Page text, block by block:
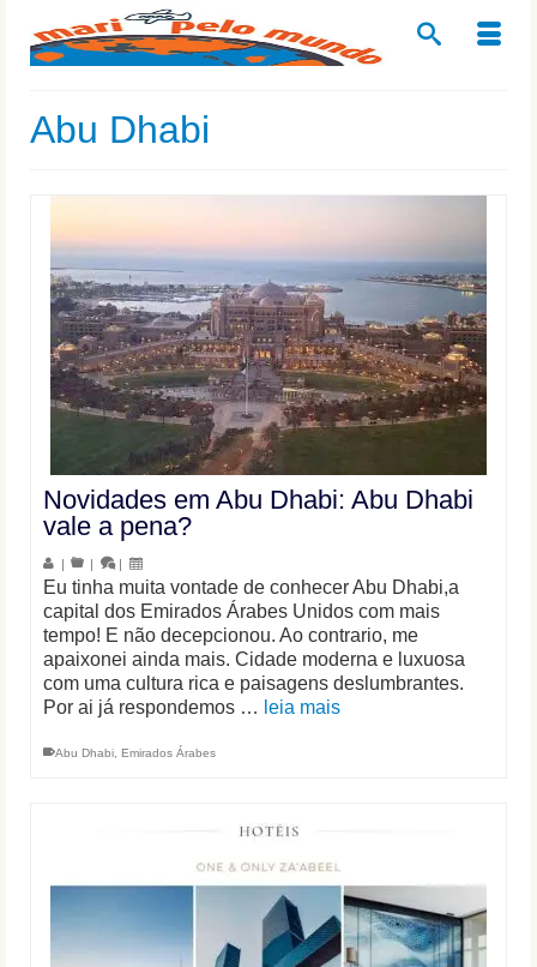
Abu Dhabi
Novidades em Abu Dhabi: Abu Dhabi
vale a pena?
| | |
Eu tinha muita vontade de conhecer Abu Dhabi,a
capital dos Emirados Árabes Unidos com mais
tempo! E não decepcionou. Ao contrario, me
apaixonei ainda mais. Cidade moderna e luxuosa
com uma cultura rica e paisagens deslumbrantes.
Por ai já respondemos … leia mais
Abu Dhabi Emirados Árabes